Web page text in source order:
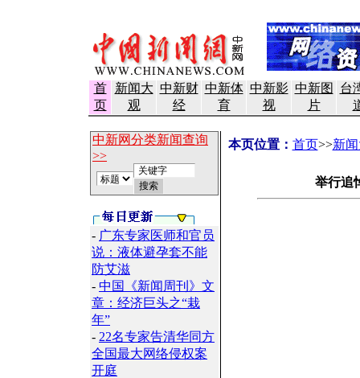
首
页
新闻大
观
中新财
经
中新体
育
中新影
视
中新图
片
台
中新网分类新闻查询
>>
- 广东专家医师和官员
说：液体避孕套不能
防艾滋
- 中国《新闻周刊》文
章：经济巨头之“栽
年”
- 22名专家告清华同方
全国最大网络侵权案
开庭
本页位置： 首页>>新
举行追